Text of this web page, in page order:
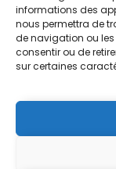
informations des
nous permettra de
de navigation ou les
consentir ou de
sur certaines